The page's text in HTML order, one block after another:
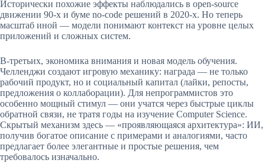
Исторически похожие эффекты наблюдались в open-source
движении 90-х и буме no-code решений в 2020-х. Но теперь
масштаб иной — модели понимают контекст на уровне целых
приложений и сложных систем.
В-третьих, экономика внимания и новая модель обучения.
Челленджи создают игровую механику: награда — не только
рабочий продукт, но и социальный капитал (лайки, репосты,
предложения о коллаборации). Для непрограммистов это
особенно мощный стимул — они учатся через быстрые циклы
обратной связи, не тратя годы на изучение Computer Science.
Скрытый механизм здесь — «проявляющаяся архитектура»: ИИ,
получив богатое описание с примерами и аналогиями, часто
предлагает более элегантные и простые решения, чем
требовалось изначально.